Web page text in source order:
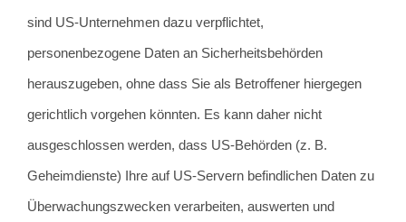
sind US-Unternehmen dazu verpflichtet,
personenbezogene Daten an Sicherheitsbehörden
herauszugeben, ohne dass Sie als Betroffener hiergegen
gerichtlich vorgehen könnten. Es kann daher nicht
ausgeschlossen werden, dass US-Behörden (z. B.
Geheimdienste) Ihre auf US-Servern befindlichen Daten zu
Überwachungszwecken verarbeiten, auswerten und